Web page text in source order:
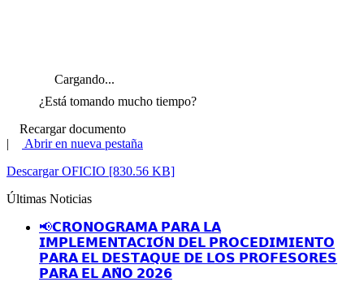
Cargando...
¿Está tomando mucho tiempo?
Recargar documento
|
Abrir en nueva pestaña
Descargar OFICIO [830.56 KB]
Últimas Noticias
📢𝗖𝗥𝗢𝗡𝗢𝗚𝗥𝗔𝗠𝗔 𝗣𝗔𝗥𝗔 𝗟𝗔
𝗜𝗠𝗣𝗟𝗘𝗠𝗘𝗡𝗧𝗔𝗖𝗜𝗢́𝗡 𝗗𝗘𝗟 𝗣𝗥𝗢𝗖𝗘𝗗𝗜𝗠𝗜𝗘𝗡𝗧𝗢
𝗣𝗔𝗥𝗔 𝗘𝗟 𝗗𝗘𝗦𝗧𝗔𝗤𝗨𝗘 𝗗𝗘 𝗟𝗢𝗦 𝗣𝗥𝗢𝗙𝗘𝗦𝗢𝗥𝗘𝗦
𝗣𝗔𝗥𝗔 𝗘𝗟 𝗔𝗡̃𝗢 𝟮𝟬𝟮𝟲